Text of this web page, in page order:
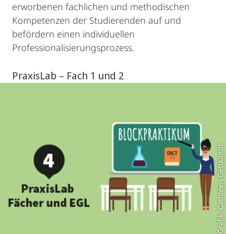
erworbenen fachlichen und methodischen
Kompetenzen der Studierenden auf und
befördern einen individuellen
Professionalisierungsprozess.
PraxisLab – Fach 1 und 2
Grafik: Cathleen Gettkandt